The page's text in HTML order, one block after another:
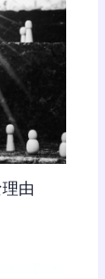
由